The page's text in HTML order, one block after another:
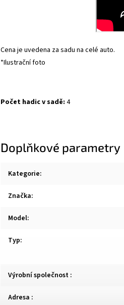
Cena je uvedena za sadu na celé auto.
*Ilustrační foto
Počet hadic v sadě: 4
Doplňkové parametry
Kategorie:
Značka:
Model:
Typ:
Výrobní společnost :
Adresa :